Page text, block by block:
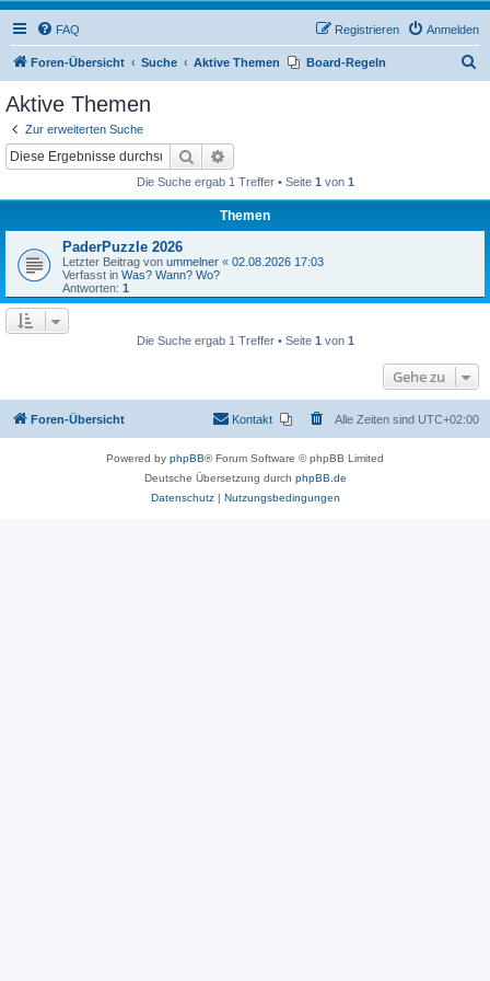
FAQ Anmelden
Registrieren
Foren-Übersicht Suche Aktive Themen Board-Regeln
Aktive Themen
Zur erweiterten Suche
Suche
Die Suche ergab 1 Treffer • Seite 1 von 1
Themen
PaderPuzzle 2026
Letzter Beitrag von ummelner « 02.08.2026 17:03
Verfasst in Was? Wann? Wo?
Antworten: 1
Die Suche ergab 1 Treffer • Seite 1 von 1
Gehe zu
Foren-Übersicht Alle Zeiten sind UTC+02:00
Kontakt
Powered by phpBB® Forum Software © phpBB Limited
Deutsche Übersetzung durch phpBB.de
Datenschutz| Nutzungsbedingungen